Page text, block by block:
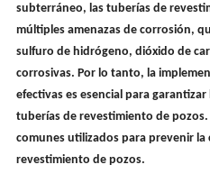
subterráneo, las tuberías de
múltiples amenazas de corrosión,
sulfuro de hidrógeno, dióxido de
corrosivas. Por lo tanto, la
efectivas es esencial para
tuberías de revestimiento de
comunes utilizados para prevenir
revestimiento de pozos.